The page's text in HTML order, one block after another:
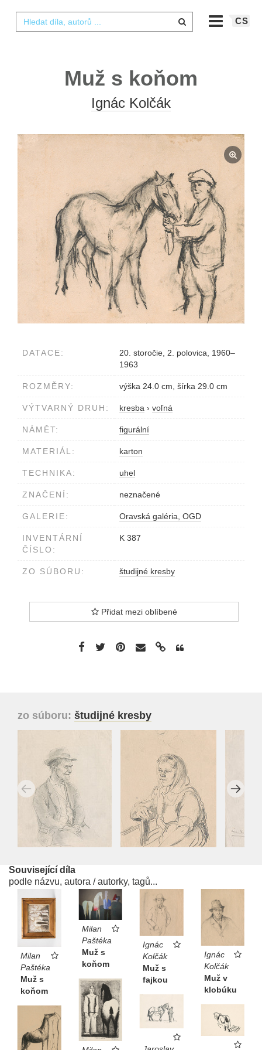
CS
Muž s koňom
Ignác Kolčák
DATACE:
20. storočie, 2. polovica, 1960–
1963
ROZMĚRY: výška 24.0 cm, šírka 29.0 cm
VÝTVARNÝ DRUH: kresba › voľná
NÁMĚT: figurální
MATERIÁL: karton
TECHNIKA: uhel
ZNAČENÍ: neznačené
GALERIE: Oravská galéria, OGD
INVENTÁRNÍ
ČÍSLO:
K 387
ZO SÚBORU: študijné kresby
Přidat mezi oblíbené
zo súboru: študijné kresby
Související díla
podle názvu, autora / autorky, tagů...
Milan
Paštéka
Muž s
koňom
Milan
Paštéka
Muž s
koňom
Ignác
Kolčák
Muž s
fajkou
Ignác
Kolčák
Muž v
klobúku